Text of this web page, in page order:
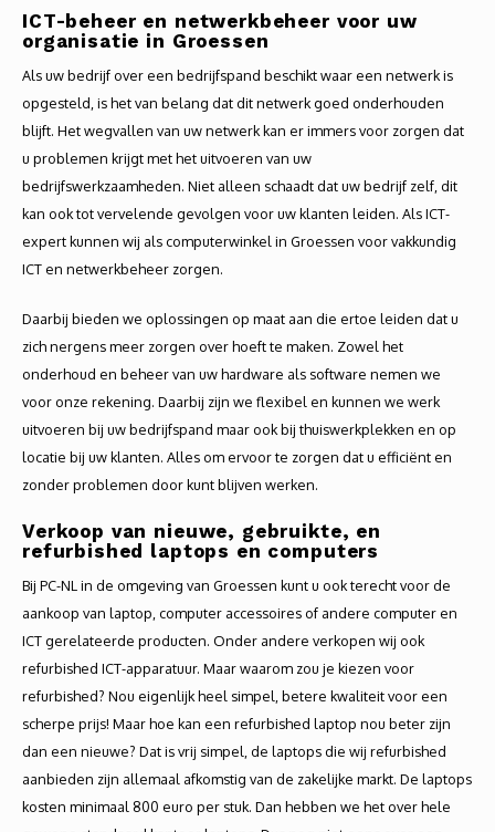
ICT-beheer en netwerkbeheer voor uw
organisatie in Groessen
Als uw bedrijf over een bedrijfspand beschikt waar een netwerk is
opgesteld, is het van belang dat dit netwerk goed onderhouden
blijft. Het wegvallen van uw netwerk kan er immers voor zorgen dat
u problemen krijgt met het uitvoeren van uw
bedrijfswerkzaamheden. Niet alleen schaadt dat uw bedrijf zelf, dit
kan ook tot vervelende gevolgen voor uw klanten leiden. Als ICT-
expert kunnen wij als computerwinkel in Groessen voor vakkundig
ICT en netwerkbeheer zorgen.
Daarbij bieden we oplossingen op maat aan die ertoe leiden dat u
zich nergens meer zorgen over hoeft te maken. Zowel het
onderhoud en beheer van uw hardware als software nemen we
voor onze rekening. Daarbij zijn we flexibel en kunnen we werk
uitvoeren bij uw bedrijfspand maar ook bij thuiswerkplekken en op
locatie bij uw klanten. Alles om ervoor te zorgen dat u efficiënt en
zonder problemen door kunt blijven werken.
Verkoop van nieuwe, gebruikte, en
refurbished laptops en computers
Bij PC-NL in de omgeving van Groessen kunt u ook terecht voor de
aankoop van laptop, computer accessoires of andere computer en
ICT gerelateerde producten. Onder andere verkopen wij ook
refurbished ICT-apparatuur. Maar waarom zou je kiezen voor
refurbished? Nou eigenlijk heel simpel, betere kwaliteit voor een
scherpe prijs! Maar hoe kan een refurbished laptop nou beter zijn
dan een nieuwe? Dat is vrij simpel, de laptops die wij refurbished
aanbieden zijn allemaal afkomstig van de zakelijke markt. De laptops
kosten minimaal 800 euro per stuk. Dan hebben we het over hele